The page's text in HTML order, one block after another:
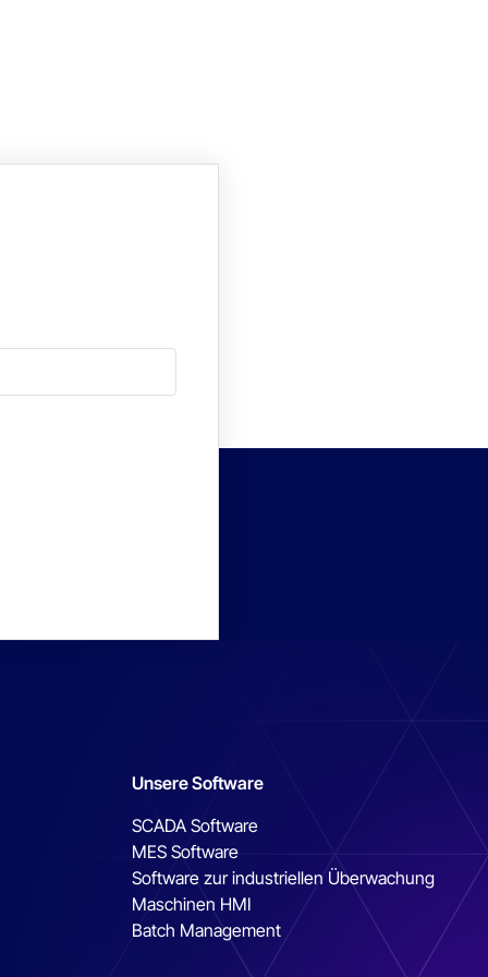
Unsere Software
SCADA Software
MES Software
Software zur industriellen Überwachung
Maschinen HMI
Batch Management